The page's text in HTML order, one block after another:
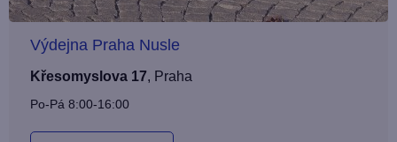
Výdejna Praha Nusle
Křesomyslova 17, Praha
Po-Pá 8:00-16:00